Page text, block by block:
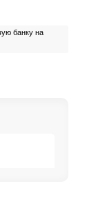
банку на